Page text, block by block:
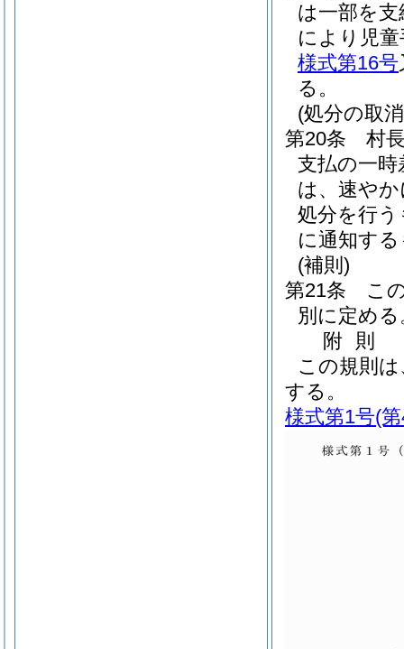
は一部を
により児
様式第16号
る。
(処分の取
第20条
村
支払の一
は、速や
処分を行
に通知す
(補則)
第21条
こ
別に定める
附 則
この規則
する。
様式第1号(